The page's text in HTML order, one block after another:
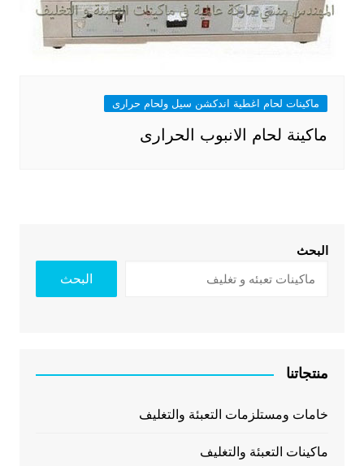
ماكينات لحام اغطية اندكشن سيل ولحام حرارى
ماكينة لحام الانبوب الحرارى
البحث
البحث
منتجاتنا
خامات ومستلزمات التعبئة والتغليف
ماكينات التعبئة والتغليف